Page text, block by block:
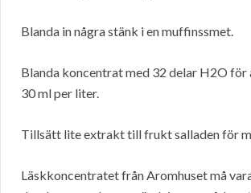
Blanda in några stänk i en muffinssmet.
Blanda koncentrat med 32 delar H2O
30 ml per liter.
Tillsätt lite extrakt till frukt salladen för
Läskkoncentratet från Aromhuset må